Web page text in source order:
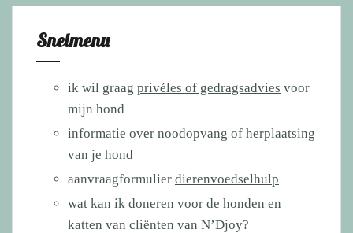
Snelmenu
ik wil graag privéles of gedragsadvies voor
mijn hond
informatie over noodopvang of herplaatsing
van je hond
aanvraagformulier dierenvoedselhulp
wat kan ik doneren voor de honden en
katten van cliënten van N’Djoy?